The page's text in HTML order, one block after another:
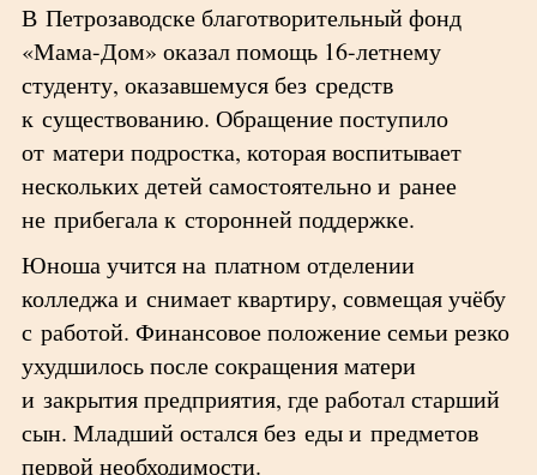
В Петрозаводске благотворительный фонд
«Мама-Дом» оказал помощь 16-летнему
студенту, оказавшемуся без средств
к существованию. Обращение поступило
от матери подростка, которая воспитывает
нескольких детей самостоятельно и ранее
не прибегала к сторонней поддержке.
Юноша учится на платном отделении
колледжа и снимает квартиру, совмещая учёбу
с работой. Финансовое положение семьи резко
ухудшилось после сокращения матери
и закрытия предприятия, где работал старший
сын. Младший остался без еды и предметов
первой необходимости.